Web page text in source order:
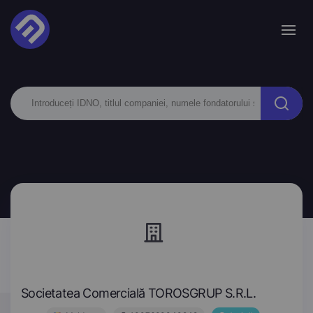
Societatea Comercială TOROSGRUP S.R.L.